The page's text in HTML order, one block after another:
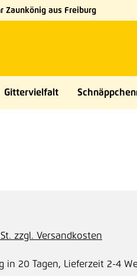
Zaunkönig aus Freiburg
Gittervielfalt
zzgl. Versandkosten
in 20 Tagen, Lieferzeit 2-4